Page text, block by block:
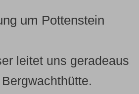
um Pottenstein
leitet uns geradeaus